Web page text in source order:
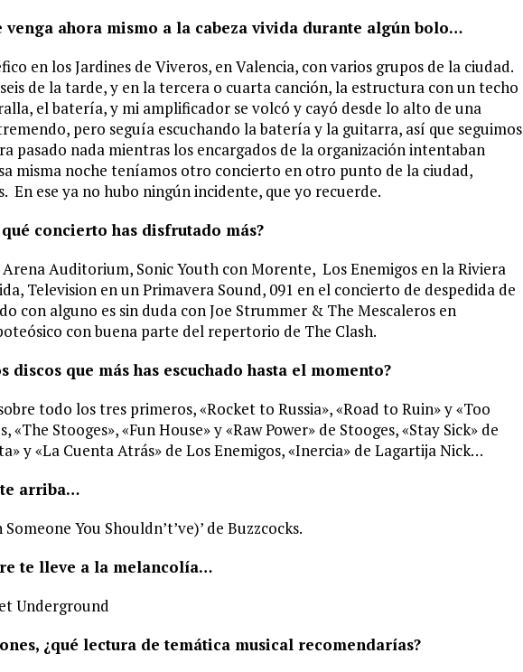
venga ahora mismo a la cabeza vivida durante algún bolo…
en los Jardines de Viveros, en Valencia, con varios grupos de la ciudad.
de la tarde, y en la tercera o cuarta canción, la estructura con un techo
el batería, y mi amplificador se volcó y cayó desde lo alto de una
pero seguía escuchando la batería y la guitarra, así que seguimos
pasado nada mientras los encargados de la organización intentaban
misma noche teníamos otro concierto en otro punto de la ciudad,
En ese ya no hubo ningún incidente, que yo recuerde.
concierto has disfrutado más?
Auditorium, Sonic Youth con Morente, Los Enemigos en la Riviera
Television en un Primavera Sound, 091 en el concierto de despedida de
con alguno es sin duda con Joe Strummer & The Mescaleros en
con buena parte del repertorio de The Clash.
discos que más has escuchado hasta el momento?
todo los tres primeros, «Rocket to Russia», «Road to Ruin» y «Too
«The Stooges», «Fun House» y «Raw Power» de Stooges, «Stay Sick» de
y «La Cuenta Atrás» de Los Enemigos, «Inercia» de Lagartija Nick…
arriba…
You Shouldn’t’ve)’ de Buzzcocks.
te lleve a la melancolía…
Underground
¿qué lectura de temática musical recomendarías?